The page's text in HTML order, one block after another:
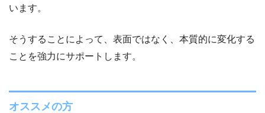
います。
そうすることによって、表面ではなく、本質的に変化する
ことを強力にサポートします。
オススメの方